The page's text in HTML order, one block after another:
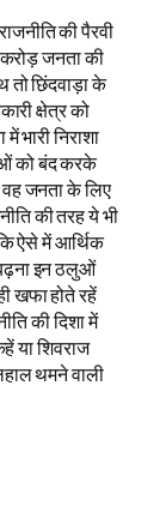
की पैरवी
जनता की
छिंदवाड़ा के
क्षेत्र को
भारी निराशा
को बंद करके
वह जनता के लिए
की तरह ये भी
ऐसे में आर्थिक
इन ठलुओं
खफा होते रहें
की दिशा में
या शिवराज
थमने वाली